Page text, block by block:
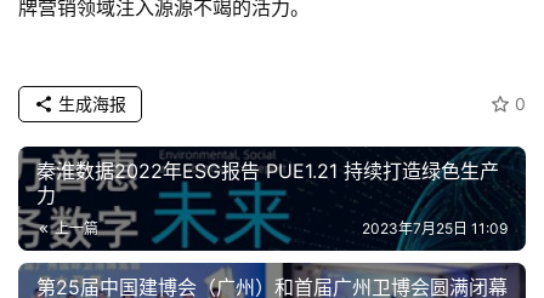
牌营销领域注入源源不竭的活力。
0
生成海报
秦淮数据2022年ESG报告 PUE1.21 持续打造绿色生产
力
上一篇 2023年7月25日 11:09
第25届中国建博会（广州）和首届广州卫博会圆满闭幕